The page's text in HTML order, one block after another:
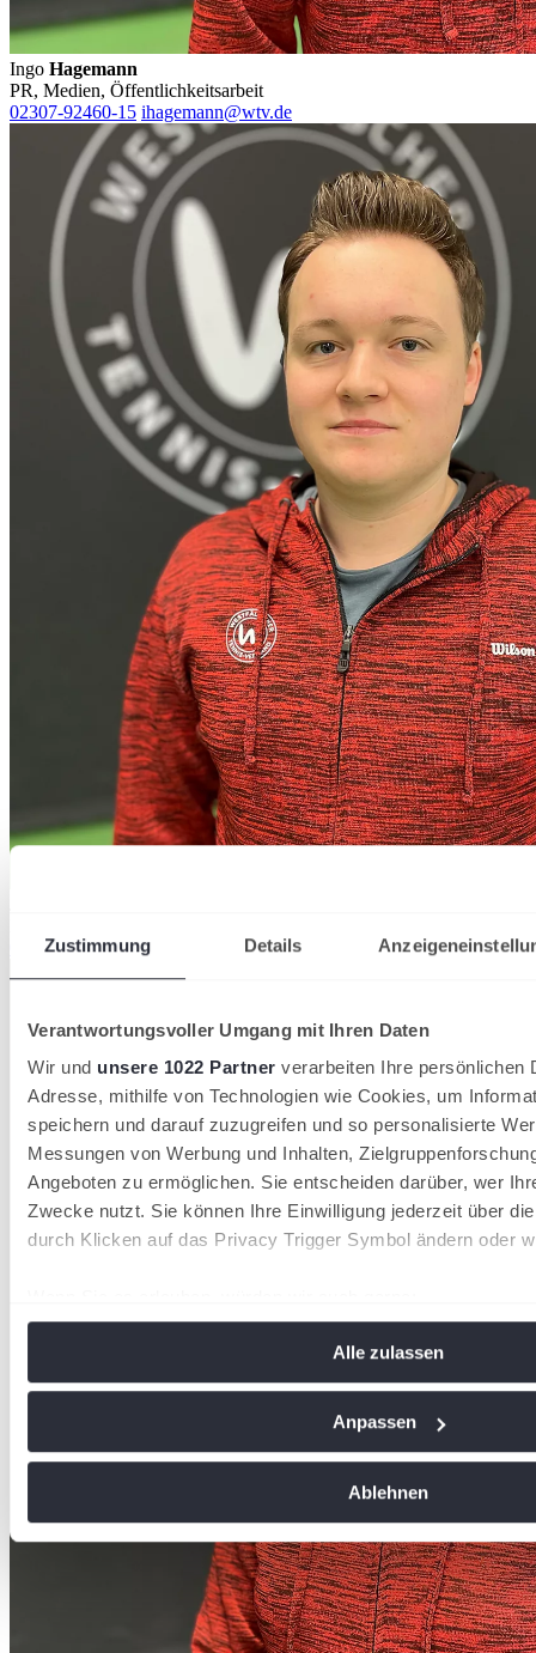
Zustimmung Details
Verantwortungsvoller Umgang mit Ihren Daten
Wir und unsere 1022 Partner verarbeiten Ihre persönlichen
Adresse, mithilfe von Technologien wie Cookies, um
speichern und darauf zuzugreifen und so personalisierte
Messungen von Werbung und Inhalten,
Angeboten zu ermöglichen. Sie entscheiden darüber, wer
Zwecke nutzt. Sie können Ihre Einwilligung jederzeit über
durch Klicken auf das Privacy Trigger Symbol ändern oder
Ihr Gerät durch aktives Scannen nach bestimmten
Erfahren Sie mehr darüber, wie Ihre persönlichen Daten
soziale Medien anbieten zu können und die Zugriffe auf
analysieren. Außerdem geben wir Informationen zu Ihrer
an unsere Partner für soziale Medien, Werbung und
Alle zulassen
Anpassen
Ablehnen
Ingo Hagemann
PR, Medien, Öffentlichkeitsarbeit
02307-92460-15 ihagemann@wtv.de
02307-92460-21 jgiebel@wtv.de